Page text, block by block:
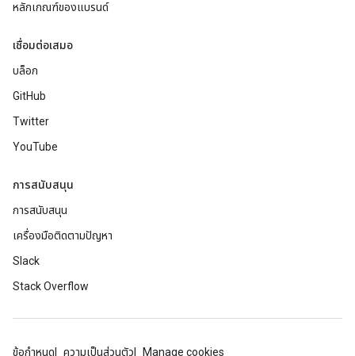
หลักเกณฑ์ของแบรนด์
เชื่อมต่อเสมอ
บล็อก
GitHub
Twitter
YouTube
การสนับสนุน
การสนับสนุน
เครื่องมือติดตามปัญหา
Slack
Stack Overflow
ข้อกำหนด ความเป็นส่วนตัว Manage cookies